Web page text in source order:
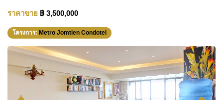
ราคาขาย ฿ 3,500,000
โครงการ: Metro Jomtien Condotel